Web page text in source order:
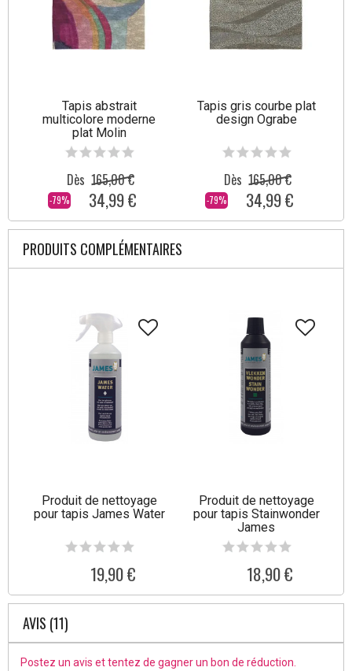
Tapis abstrait
multicolore moderne
plat Molin
-79%
Dès 165,00 €
34,99 €
Tapis gris courbe plat
design Ograbe
-79%
Dès 165,00 €
34,99 €
PRODUITS COMPLÉMENTAIRES
Produit de nettoyage
pour tapis James Water
19,90 €
Produit de nettoyage
pour tapis Stainwonder
James
18,90 €
AVIS (11)
Postez un avis et tentez de gagner un bon de réduction.